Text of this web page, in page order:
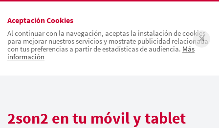
Aceptación Cookies
Al continuar con la navegación, aceptas la instalación de cookies
para mejorar nuestros servicios y mostrate publicidad relacionada
con tus preferencias a partir de estadísticas de audiencia. Más
información
2son2 en tu móvil y tablet